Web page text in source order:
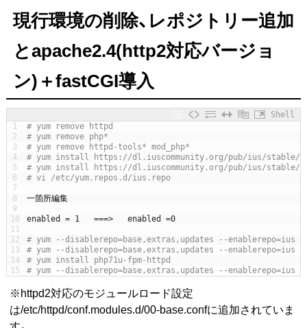
現行環境の削除、レポジトリー追加
とapache2.4(http2対応バージョ
ン)＋fastCGI導入
Shell
1
2
3
4
5
6
7
8
9
10
11
12
13
14
15
# yum remove httpd
# yum remove php*
# yum remove httpd-tools* mod_php*
# yum install https://dl.iuscommunity.org/pub/ius/stable/
# yum install https://dl.iuscommunity.org/pub/ius/stable/
# vi /etc/yum.repos.d/ius.repo
一箇所編集
enabled = 1 ===> enabled =0
# yum --disablerepo=base,extras,updates --
# yum --disablerepo=base,extras,updates --
# yum install php71u-fpm-httpd
# yum --disablerepo=base,extras,updates --enablerepo=ius
※httpd2対応のモジュールロード設定
は/etc/httpd/conf.modules.d/00-base.confに追加されていま